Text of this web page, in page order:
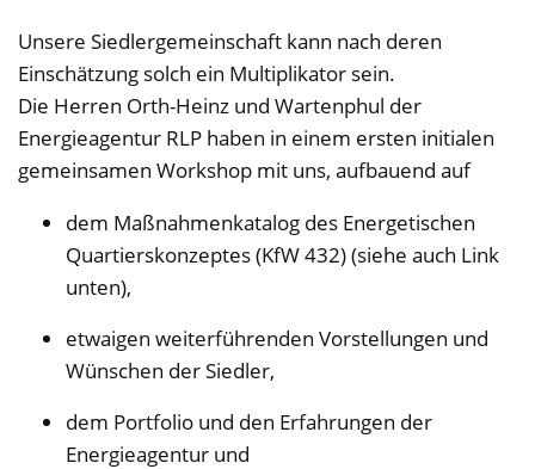
Unsere Siedlergemeinschaft kann nach deren
Einschätzung solch ein Multiplikator sein.
Die Herren Orth-Heinz und Wartenphul der
Energieagentur RLP haben in einem ersten initialen
gemeinsamen Workshop mit uns, aufbauend auf
dem Maßnahmenkatalog des Energetischen
Quartierskonzeptes (KfW 432) (siehe auch Link
unten),
etwaigen weiterführenden Vorstellungen und
Wünschen der Siedler,
dem Portfolio und den Erfahrungen der
Energieagentur und